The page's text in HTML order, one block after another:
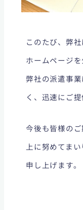
このたび、弊
ホームページ
弊社の派遣事
く、迅速にご
今後も皆様の
上に努めてま
申し上げます。